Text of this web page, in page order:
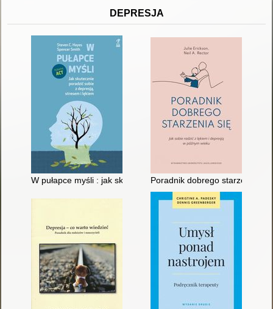
DEPRESJA
W pułapce myśli : jak skutecznie poradzić sobie z depresją,
Poradnik dobrego starzenia